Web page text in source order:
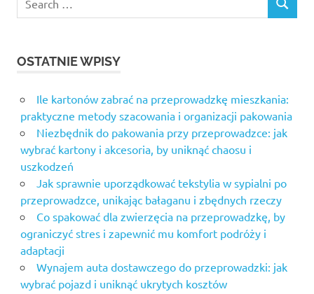
for:
SEARCH
OSTATNIE WPISY
Ile kartonów zabrać na przeprowadzkę mieszkania:
praktyczne metody szacowania i organizacji pakowania
Niezbędnik do pakowania przy przeprowadzce: jak
wybrać kartony i akcesoria, by uniknąć chaosu i
uszkodzeń
Jak sprawnie uporządkować tekstylia w sypialni po
przeprowadzce, unikając bałaganu i zbędnych rzeczy
Co spakować dla zwierzęcia na przeprowadzkę, by
ograniczyć stres i zapewnić mu komfort podróży i
adaptacji
Wynajem auta dostawczego do przeprowadzki: jak
wybrać pojazd i uniknąć ukrytych kosztów